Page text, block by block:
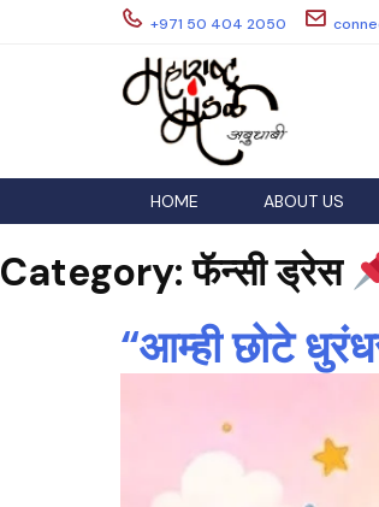
+971 50 404 2050
HOME ABOUT US
Category:फॅन्सी ड्रेस
“आम्ही छोटे